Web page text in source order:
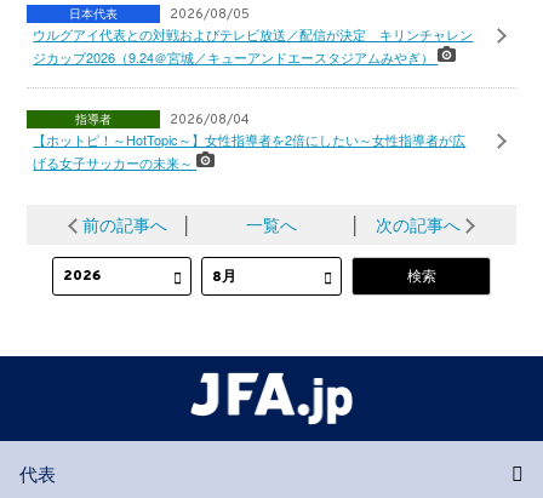
日本代表 2026/08/05
ウルグアイ代表との対戦およびテレビ放送／配信が決定 キリンチャレン
ジカップ2026（9.24＠宮城／キューアンドエースタジアムみやぎ）
指導者 2026/08/04
【ホットピ！～HotTopic～】女性指導者を2倍にしたい～女性指導者が広
げる女子サッカーの未来～
前の記事へ 一覧へ 次の記事へ
代表